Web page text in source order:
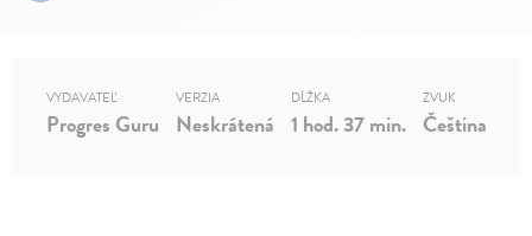
VYDAVATEĽ
Progres Guru
VERZIA
Neskrátená
DĹŽKA
1 hod. 37 min.
ZVUK
Čeština